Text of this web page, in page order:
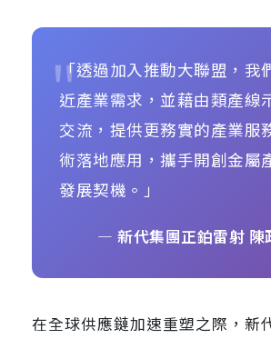
"
「透過加入推動大聯盟，我
近產業需求，並藉由類產線
交流，提供更務實的產業服
術落地應用，攜手開創金屬
發展契機。」
— 新代集團正鉑雷射 陳
在全球供應鏈加速重塑之際，新